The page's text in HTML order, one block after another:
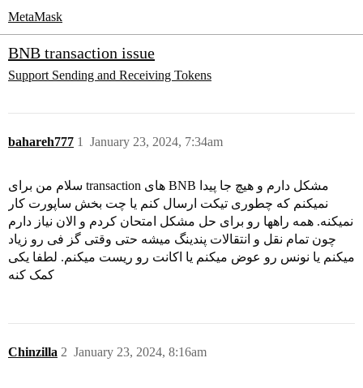
MetaMask
BNB transaction issue
Support Sending and Receiving Tokens
bahareh777 January 23, 2024, 7:34am
1
سلام من برای transaction های BNB مشکل دارم و هیچ جا پیدا
نمیکنم که چطوری تیکت ارسال کنم یا چت بخش ساپورت کار
نمیکنه. همه راهها رو برای حل مشکل امتحان کردم و الان نیاز دارم
چون تمام نقل و انتقالات پندینگ میشه حتی وقتی گز فی رو زیاد
میکنم یا نونس رو عوض میکنم یا اکانت رو ریست میکنم. لطفا یکی
کمک کنه
Chinzilla January 23, 2024, 8:16am
2